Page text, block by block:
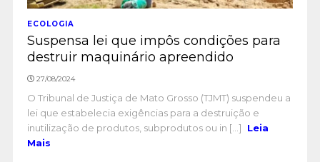
ECOLOGIA
Suspensa lei que impôs condições para
destruir maquinário apreendido
27/08/2024
O Tribunal de Justiça de Mato Grosso (TJMT) suspendeu a
lei que estabelecia exigências para a destruição e
inutilização de produtos, subprodutos ou in [...]
Leia
Mais